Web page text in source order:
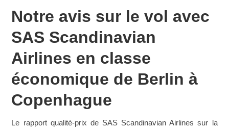
Notre avis sur le vol avec
SAS Scandinavian
Airlines en classe
économique de Berlin à
Copenhague
Le rapport qualité-prix de SAS Scandinavian Airlines sur la